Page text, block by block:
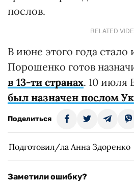
послов.
RELATED
В июне этого года стало
Порошенко готов
в 13-ти странах. 10 июля
был назначен послом
Поделиться
Подготовил/ла Анна Здоренко
Заметили ошибку?